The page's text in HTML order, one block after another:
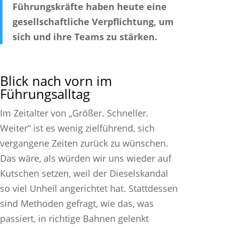
Führungskräfte haben heute eine
gesellschaftliche Verpflichtung, um
sich und ihre Teams zu stärken.
Blick nach vorn im
Führungsalltag
Im Zeitalter von „Größer. Schneller.
Weiter“ ist es wenig zielführend, sich
vergangene Zeiten zurück zu wünschen.
Das wäre, als würden wir uns wieder auf
Kutschen setzen, weil der Dieselskandal
so viel Unheil angerichtet hat. Stattdessen
sind Methoden gefragt, wie das, was
passiert, in richtige Bahnen gelenkt